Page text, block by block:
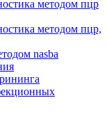
методом пцр
методом пцр,
nasba